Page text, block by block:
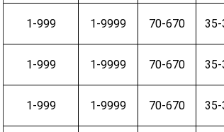
35-
70-670
1-9999
1-999
35-
70-670
1-9999
1-999
35-
70-670
1-9999
1-999